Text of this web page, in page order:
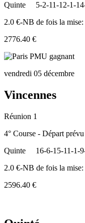
Quinte
5-2-11-12-1-
2.0 €-NB de fois la mise:
2776.40 €
vendredi 05 décembre
Vincennes
Réunion 1
4° Course - Départ
Quinte
16-6-15-11-1-
2.0 €-NB de fois la mise:
2596.40 €